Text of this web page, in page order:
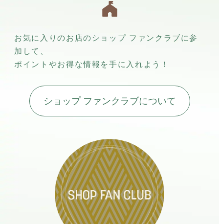
お気に入りのお店のショップ ファンクラブに参
加して、
ポイントやお得な情報を手に入れよう！
ショップ ファンクラブについて